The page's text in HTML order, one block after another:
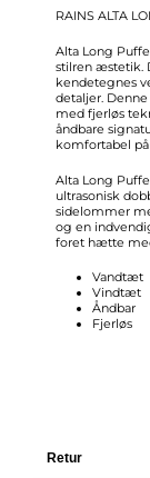
RAINS ALTA
Alta Long
stilren æstetik.
kendetegnes
detaljer.
med fjerløs
åndbare
komfortabel
Alta Long
ultrasonisk
sidelommer
og en
foret hætte
Vandtæt
Vindtæt
Åndbar
Fjerløs
Retur